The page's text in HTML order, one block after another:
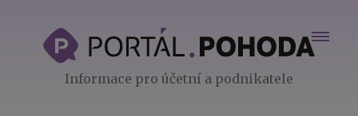
Informace pro účetní a podnikatele